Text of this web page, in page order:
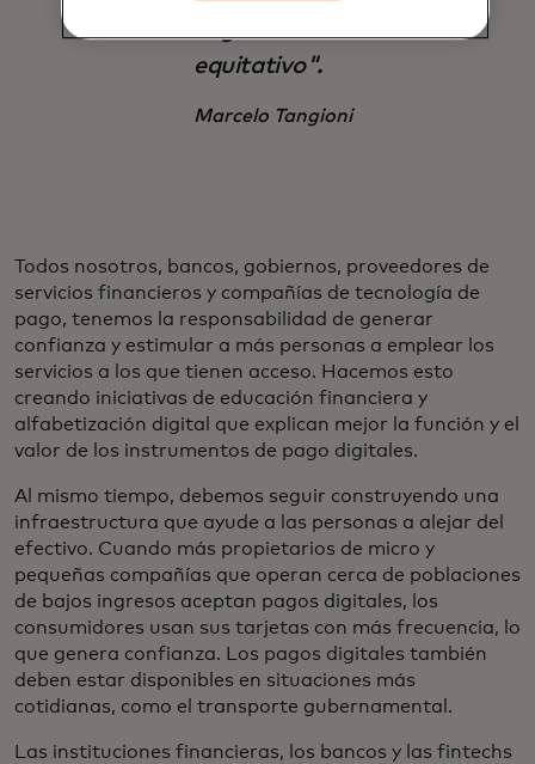
equitativo".
Marcelo Tangioni
Todos nosotros, bancos, gobiernos, proveedores de
servicios financieros y compañías de tecnología de
pago, tenemos la responsabilidad de generar
confianza y estimular a más personas a emplear los
servicios a los que tienen acceso. Hacemos esto
creando iniciativas de educación financiera y
alfabetización digital que explican mejor la función y el
valor de los instrumentos de pago digitales.
Al mismo tiempo, debemos seguir construyendo una
infraestructura que ayude a las personas a alejar del
efectivo. Cuando más propietarios de micro y
pequeñas compañías que operan cerca de poblaciones
de bajos ingresos aceptan pagos digitales, los
consumidores usan sus tarjetas con más frecuencia, lo
que genera confianza. Los pagos digitales también
deben estar disponibles en situaciones más
cotidianas, como el transporte gubernamental.
Las instituciones financieras, los bancos y las fintechs